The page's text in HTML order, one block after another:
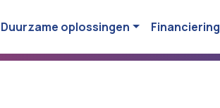
Duurzame oplossingen Financiering